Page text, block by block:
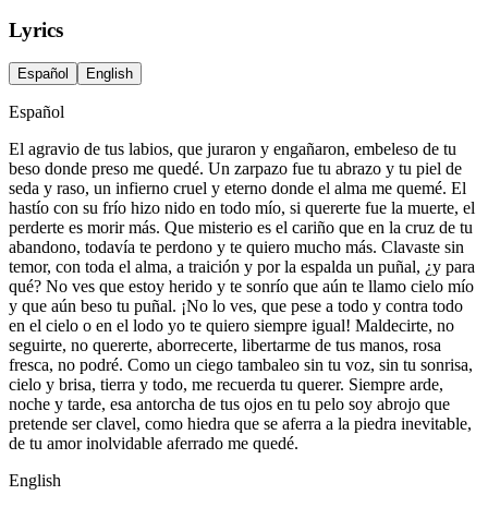
Lyrics
Español English
Español
El agravio de tus labios, que juraron y engañaron, embeleso de tu
beso donde preso me quedé. Un zarpazo fue tu abrazo y tu piel de
seda y raso, un infierno cruel y eterno donde el alma me quemé. El
hastío con su frío hizo nido en todo mío, si quererte fue la muerte, el
perderte es morir más. Que misterio es el cariño que en la cruz de tu
abandono, todavía te perdono y te quiero mucho más. Clavaste sin
temor, con toda el alma, a traición y por la espalda un puñal, ¿y para
qué? No ves que estoy herido y te sonrío que aún te llamo cielo mío
y que aún beso tu puñal. ¡No lo ves, que pese a todo y contra todo
en el cielo o en el lodo yo te quiero siempre igual! Maldecirte, no
seguirte, no quererte, aborrecerte, libertarme de tus manos, rosa
fresca, no podré. Como un ciego tambaleo sin tu voz, sin tu sonrisa,
cielo y brisa, tierra y todo, me recuerda tu querer. Siempre arde,
noche y tarde, esa antorcha de tus ojos en tu pelo soy abrojo que
pretende ser clavel, como hiedra que se aferra a la piedra inevitable,
de tu amor inolvidable aferrado me quedé.
English